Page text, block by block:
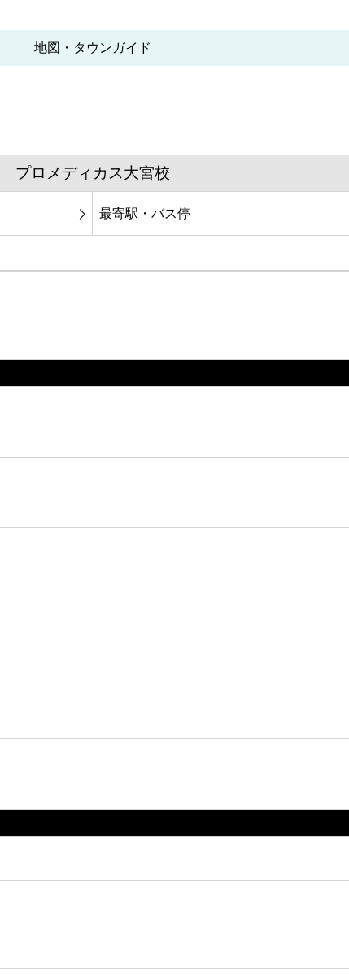
地図・タウンガイド
プロメディカス大宮校
最寄駅・バス停